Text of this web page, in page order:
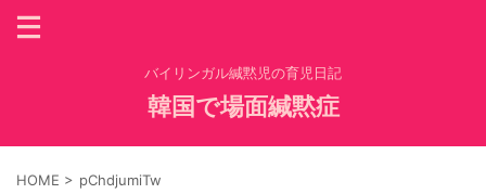
バイリンガル緘黙児の育児日記
韓国で場面緘黙症
HOME > pChdjumiTw